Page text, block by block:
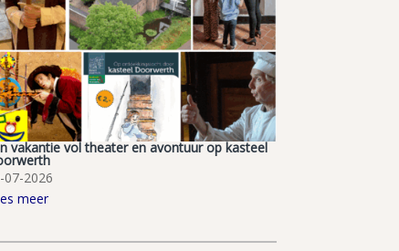
vakantie vol theater en avontuur op kasteel
07-2026
meer